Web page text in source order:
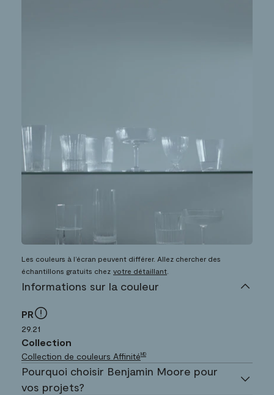
Les couleurs à l’écran peuvent différer. Allez chercher des
échantillons gratuits chez votre détaillant
Informations sur la couleur
PR
29.21
Collection
Collection de couleurs Affinité MD
Pourquoi choisir Benjamin Moore pour
vos projets?